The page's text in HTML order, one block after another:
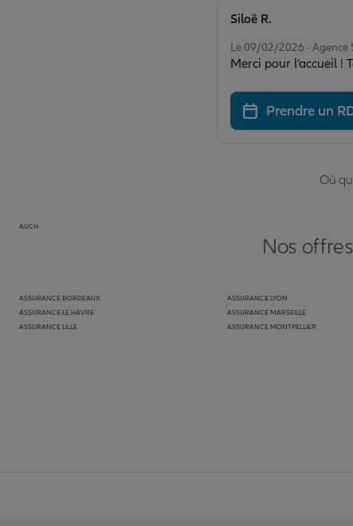
Le 09/02/2026 - Agence
Merci pour l’accueil !
Siloë R.
Prendre un
Où
AUCH
Nos
ASSURANCE BORDEAUX
ASSURANCE LE HAVRE
ASSURANCE LILLE
ASSURANCE LYON
ASSURANCE MARSEILLE
ASSURANCE MONTPELLIER